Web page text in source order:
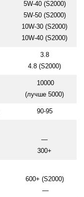
5W-40 (S2000)
5W-50 (S2000)
10W-30 (S2000)
10W-40 (S2000)
3.8
4.8 (S2000)
10000
(лучше 5000)
90-95
—
300+
600+ (S2000)
—